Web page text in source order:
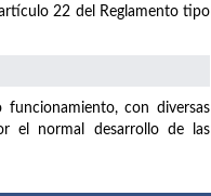
22 del Reglamento tipo
con diversas
el normal desarrollo de las